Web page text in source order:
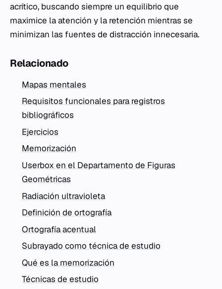
acrítico, buscando siempre un equilibrio que
maximice la atención y la retención mientras se
minimizan las fuentes de distracción innecesaria.
Relacionado
Mapas mentales
Requisitos funcionales para registros
bibliográficos
Ejercicios
Memorización
Userbox en el Departamento de Figuras
Geométricas
Radiación ultravioleta
Definición de ortografía
Ortografía acentual
Subrayado como técnica de estudio
Qué es la memorización
Técnicas de estudio